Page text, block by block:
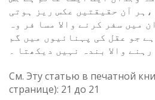
آن حقیقتیں عکس ریز ہوتی
میں سفر کرنے والا مسا فر وہ
جو عقل کی پہنائیوں میں گم
رہنے والا بندہ نہیں دیکھتا ۔
См. Эту статью в печатной
странице): 21 до 21